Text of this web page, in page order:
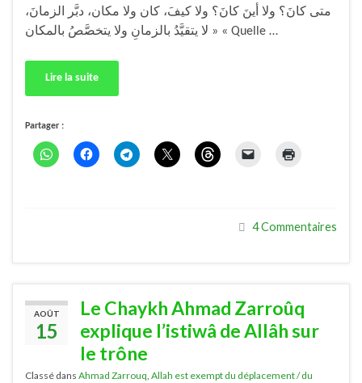
متى كانَ؟ ولا أينَ كانَ؟ ولا كيفَ، كان ولا مكان، دبَّر الزمانَ،
لا يتقيَّدُ بالزمانِ ولا يتخصَّصُ بالمكان » « Quelle …
Lire la suite
Partager :
4 Commentaires
AOÛT
15
Le Chaykh Ahmad Zarroûq
explique l’istiwâ de Allâh sur
le trône
Classé dans Ahmad Zarrouq, Allah est exempt du déplacement / du